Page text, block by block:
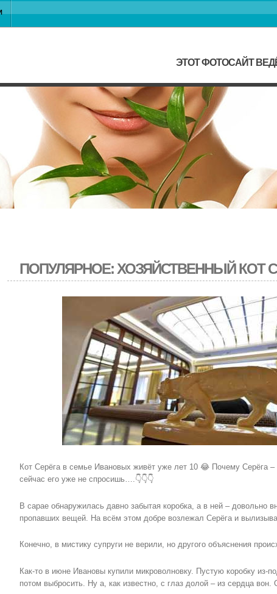
ЭТОТ ФОТОСАЙТ
ПОПУЛЯРНОЕ: ХОЗЯЙСТВЕННЫЙ КОТ
Кот Серёга в семье Ивановых живёт уже лет 10 😂 Почему Серёга
сейчас его уже не спросишь….👇👇👇
В сарае обнаружилась давно забытая коробка, а в ней – довольно
пропавших вещей. На всём этом добре возлежал Серёга и
Конечно, в мистику супруги не верили, но другого объяснения
Как-то в июне Ивановы купили микроволновку. Пустую коробку из-
потом выбросить. Ну а, как известно, с глаз долой – из сердца вон.